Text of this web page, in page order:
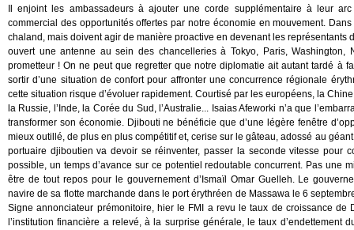
Il enjoint les ambassadeurs à ajouter une corde supplémentaire à leur
commercial des opportunités offertes par notre économie en mouvement.
chaland, mais doivent agir de manière proactive en devenant les
ouvert une antenne au sein des chancelleries à Tokyo, Paris,
prometteur ! On ne peut que regretter que notre diplomatie ait autant tardé à
sortir d’une situation de confort pour affronter une concurrence régionale
cette situation risque d’évoluer rapidement. Courtisé par les européens, la
la Russie, l’Inde, la Corée du Sud, l’Australie... Isaias Afeworki n’a que
transformer son économie. Djibouti ne bénéficie que d’une légère fenêtre
mieux outillé, de plus en plus compétitif et, cerise sur le gâteau, adossé au
portuaire djiboutien va devoir se réinventer, passer la seconde vitesse pour
possible, un temps d’avance sur ce potentiel redoutable concurrent. Pas une
être de tout repos pour le gouvernement d’Ismaïl Omar Guelleh. Le
navire de sa flotte marchande dans le port érythréen de Massawa le 6
Signe annonciateur prémonitoire, hier le FMI a revu le taux de croissance
l’institution financière a relevé, à la surprise générale, le taux